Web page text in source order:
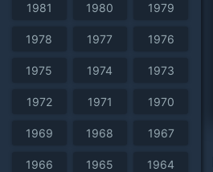
1981 1980 1979
1978 1977 1976
1975 1974 1973
1972 1971 1970
1969 1968 1967
1966 1965 1964